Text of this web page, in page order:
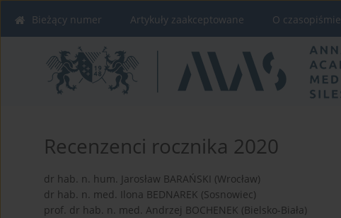
Bieżący numer Artykuły zaakceptowane O czasopiśmie
Recenzenci rocznika 2020
dr hab. n. hum. Jarosław BARAŃSKI (Wrocław)
dr hab. n. med. Ilona BEDNAREK (Sosnowiec)
prof. dr hab. n. med. Andrzej BOCHENEK (Bielsko-Biała)